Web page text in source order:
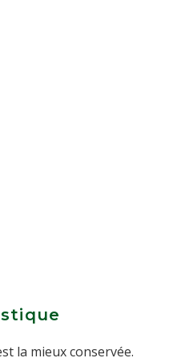
la mieux conservée.